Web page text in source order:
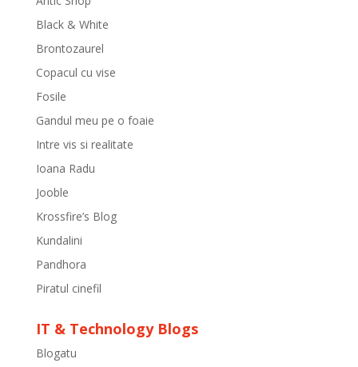
Black & White
Brontozaurel
Copacul cu vise
Fosile
Gandul meu pe o foaie
Intre vis si realitate
Ioana Radu
Jooble
Krossfire’s Blog
Kundalini
Pandhora
Piratul cinefil
IT & Technology Blogs
Blogatu